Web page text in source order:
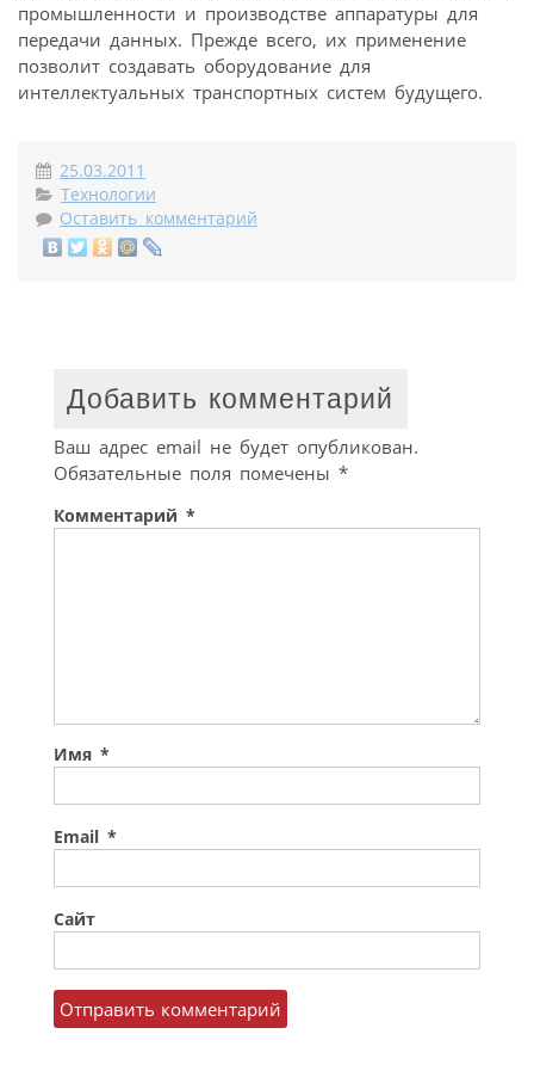
промышленности и производстве аппаратуры для
передачи данных. Прежде всего, их применение
позволит создавать оборудование для
интеллектуальных транспортных систем будущего.
25.03.2011
Технологии
Оставить комментарий
Добавить комментарий
Ваш адрес email не будет опубликован.
Обязательные поля помечены *
Комментарий *
Имя *
Email *
Сайт